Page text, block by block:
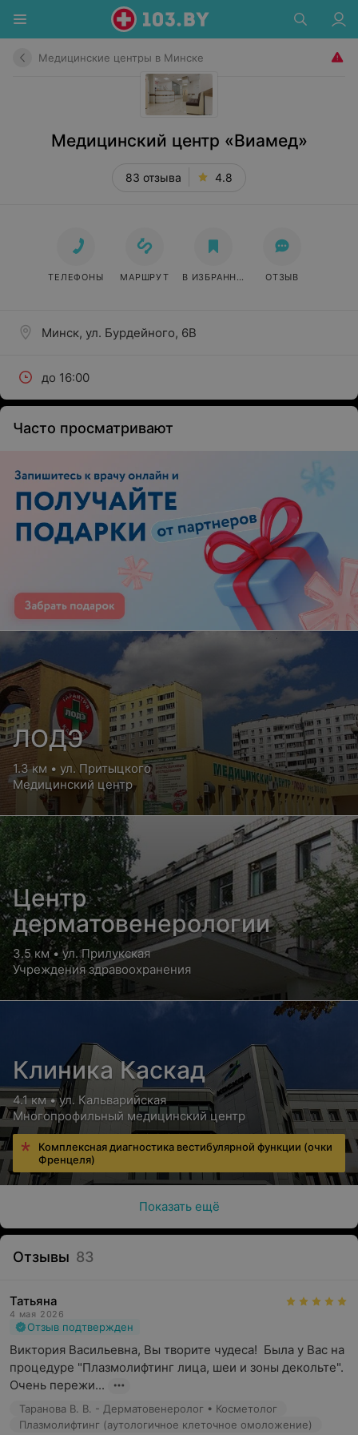
Медицинские центры в Минске
Медицинский центр «Виамед»
83 отзыва 4.8
Минск, ул. Бурдейного, 6В
до 16:00
ТЕЛЕФОНЫ МАРШРУТ В ИЗБРАННОЕ ОТЗЫВ
Часто просматривают
ЛОДЭ
1.3 км • ул. Притыцкого
Медицинский центр
Центр
дерматовенерологии
3.5 км • ул. Прилукская
Учреждения здравоохранения
Клиника Каскад
4.1 км • ул. Кальварийская
Многопрофильный медицинский центр
Комплексная диагностика вестибулярной функции (очки
Френцеля)
Показать ещё
Отзывы 83
Татьяна
4 мая 2026
Отзыв подтвержден
Виктория Васильевна, Вы творите чудеса!  Была у Вас на
процедуре "Плазмолифтинг лица, шеи и зоны декольте".
Очень пережи...
Таранова В. В. - Дерматовенеролог • Косметолог
Плазмолифтинг (аутологичное клеточное омоложение)